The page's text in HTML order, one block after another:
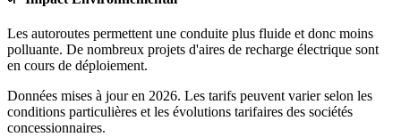
Les autoroutes permettent une conduite plus fluide et donc moins
polluante. De nombreux projets d'aires de recharge électrique sont
en cours de déploiement.
Données mises à jour en 2026. Les tarifs peuvent varier selon les
conditions particulières et les évolutions tarifaires des sociétés
concessionnaires.